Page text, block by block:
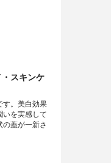
スキンケ
す。美白効果
いを実感して
の蓋が一新さ